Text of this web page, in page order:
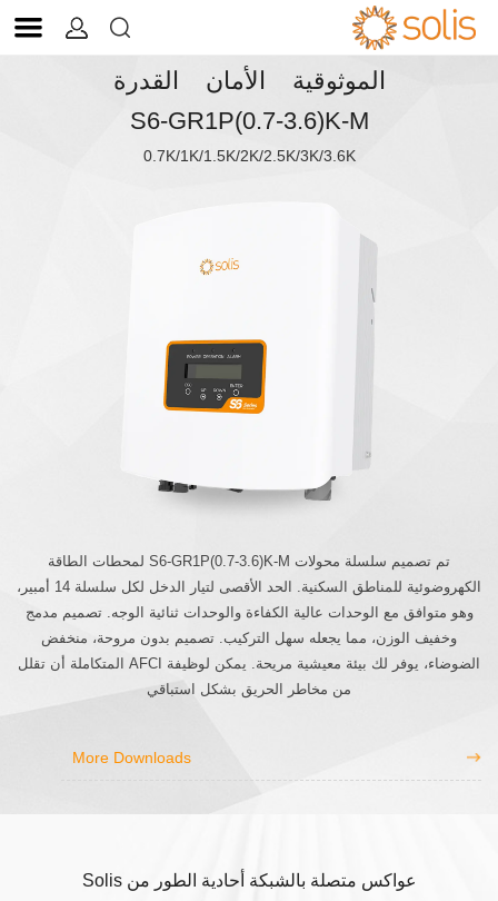


الموثوقية الأمان القدرة
S6-GR1P(0.7-3.6)K-M
0.7K/1K/1.5K/2K/2.5K/3K/3.6K
تم تصميم سلسلة محولات S6-GR1P(0.7-3.6)K-M لمحطات الطاقة
الكهروضوئية للمناطق السكنية. الحد الأقصى لتيار الدخل لكل سلسلة 14 أمبير،
وهو متوافق مع الوحدات عالية الكفاءة والوحدات ثنائية الوجه. تصميم مدمج
وخفيف الوزن، مما يجعله سهل التركيب. تصميم بدون مروحة، منخفض
الضوضاء، يوفر لك بيئة معيشية مريحة. يمكن لوظيفة AFCI المتكاملة أن تقلل
من مخاطر الحريق بشكل استباقي
More Downloads
عواكس متصلة بالشبكة أحادية الطور من Solis